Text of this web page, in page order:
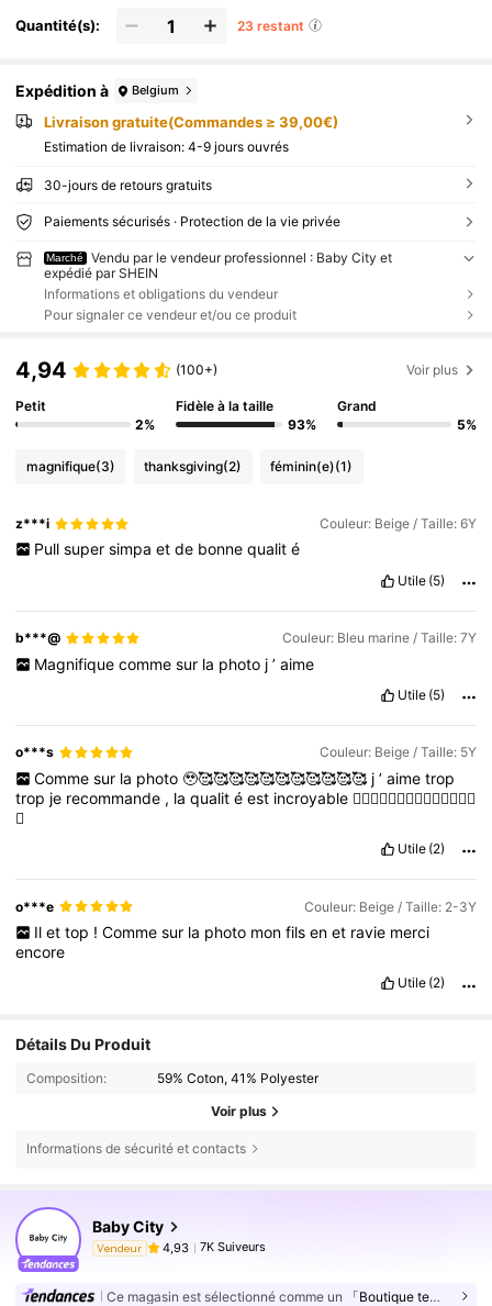
Quantité(s): 23 restant
Expédition à Belgium
Livraison gratuite(Commandes ≥ 39,00€)
Estimation de livraison: 4-9 jours ouvrés
30-jours de retours gratuits
Paiements sécurisés · Protection de la vie privée
Marché
Vendu par le vendeur professionnel : Baby City et
expédié par SHEIN
Informations et obligations du vendeur
Pour signaler ce vendeur et/ou ce produit
4,94 (100+) Voir plus
Petit
2%
Fidèle à la taille
93%
Grand
5%
magnifique(3) thanksgiving(2) féminin(e)(1)
z***i Couleur: Beige / Taille: 6Y
Pull super simpa et de bonne qualit é
Utile (5)
b***@ Couleur: Bleu marine / Taille: 7Y
Magnifique comme sur la photo j ’ aime
Utile (5)
o***s Couleur: Beige / Taille: 5Y
Comme sur la photo 🥹🥰🥰🥰🥰🥰🥰🥰🥰🥰🥰🥰 j ’ aime trop
trop je recommande , laqualitéest incroyable 👍🏽👍🏽👍🏽👍🏽🥰🥰🥰🥰🥰🥰
🥰
Utile (2)
o***e Couleur: Beige / Taille: 2-3Y
Il et top ! Comme sur la photo mon fils en et ravie merci
encore
Utile (2)
Détails Du Produit
Composition: 59% Coton, 41% Polyester
Voir plus
Informations de sécurité et contacts
Baby City
Vendeur 4,93 7K Suiveurs
Ce magasin est sélectionné comme un 「Boutique tendance」